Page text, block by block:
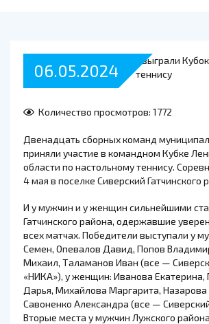
06.05.2024
Количество просмотров: 1772
Двенадцать сборных команд
приняли участие в командном Кубке
области по настольному теннису.
4 мая в поселке Сиверский Гатчинского
И у мужчин и у женщин сильнейшими
Гатчинского района, одержавшие
всех матчах. Победители выступали у
Семен, Опевалов Давид, Попов
Михаил, Таламанов Иван (все —
«НИКА»), у женщин: Иванова Екатерина,
Дарья, Михайлова Маргарита,
Савоненко Александра (все —
Вторые места у мужчин Лужского